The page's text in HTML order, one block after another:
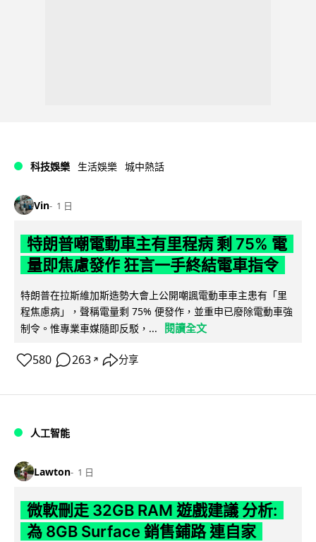
科技娛樂 生活娛樂 城中熱話
Vin 1 日
特朗普嘲電動車主有里程病 剩 75% 電
量即焦慮發作 狂言一手終結電車指令
特朗普在拉斯維加斯造勢大會上公開嘲諷電動車車主患有「里
程焦慮病」，聲稱電量剩 75% 便發作，並重申已廢除電動車強
制令。惟專業車媒隨即反駁，...
閱讀全文
580 263 ↗ 分享
人工智能
Lawton 1 日
微軟刪走 32GB RAM 遊戲建議 分析:
為 8GB Surface 銷售鋪路 連自家